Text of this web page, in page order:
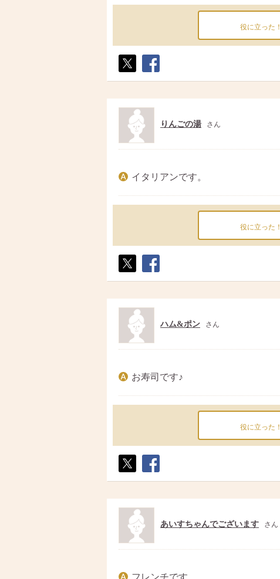
役に立った！
ト
ア
りんごの湯 さん
イタリアンです。
役に立った！
ト
ア
ハム&ポン さん
お寿司です♪
役に立った！
ト
ア
あいすちゃんでございます さん
フレンチです